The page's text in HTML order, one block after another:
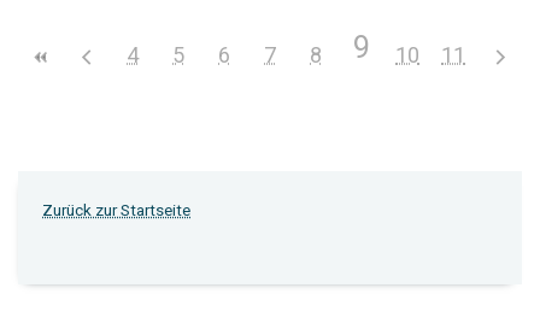
4 5 6 7 8 9 10 11
Zurück zur Startseite